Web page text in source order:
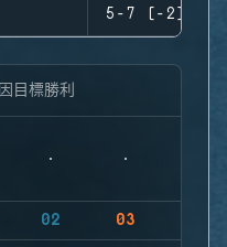
5-7 (-2)
因目標勝利
02 03